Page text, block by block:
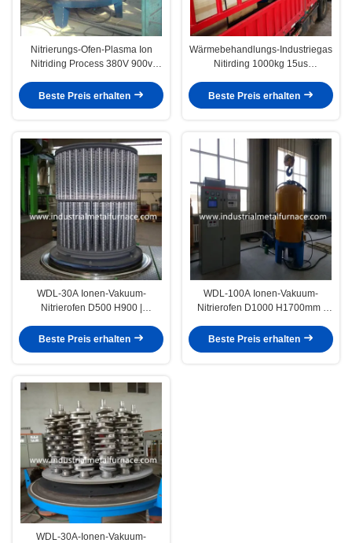
Nitrierungs-Ofen-Plasma Ion
Nitriding Process 380V 900v
Beste Preis erhalten
Wärmebehandlungs-Industriegas
Nitirding 1000kg 15us
industrieller
Beste Preis erhalten
WDL-30A Ionen-Vakuum-
Nitrierofen D500 H900 |
für überlegene Stahlteile
Beste Preis erhalten
WDL-100A Ionen-Vakuum-
Nitrierofen D1000 H1700mm |
für überlegene Stahlteile
Beste Preis erhalten
WDL-30A-Ionen-Vakuum-